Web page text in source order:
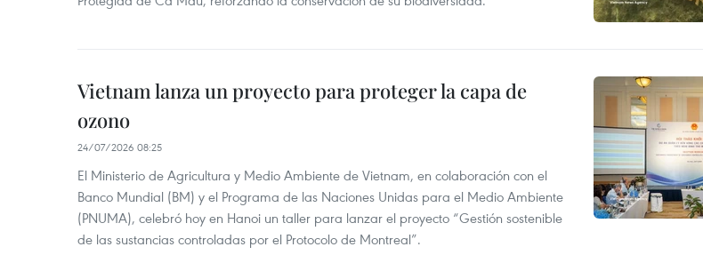
Vietnam lanza un proyecto para proteger la capa de
ozono
24/07/2026 08:25
El Ministerio de Agricultura y Medio Ambiente de Vietnam, en colaboración con el
Banco Mundial (BM) y el Programa de las Naciones Unidas para el Medio Ambiente
(PNUMA), celebró hoy en Hanoi un taller para lanzar el proyecto “Gestión sostenible
de las sustancias controladas por el Protocolo de Montreal”.